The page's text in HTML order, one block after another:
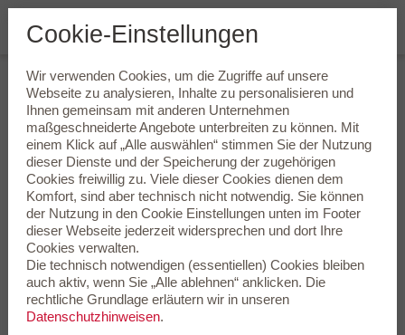
Erstklassige Qualität zu fairen
Preisen
Wir möchten Sie unterstützen, die richtige Wahl zum Wohle
Ihrer Ohren zu treffen. Die Preisfrage lautet: Wie viel sollten Sie
für Ihre Hörgeräte investieren? Welche Hörgeräte Ihnen ganz
persönlich das beste Preis-Leistungs-Verhältnis bieten, ist eine
subjektive Angelegenheit. Denn ob besondere Features einen
entsprechenden Mehrpreis rechtfertigen, hängt entscheidend
davon ab, ob Sie diese Komfortmerkmale dann später auch im
Alltag nutzen.
Finden Sie heraus, wie gut Ihr
Cookie-Einstellungen
Wir verwenden Cookies, um die Zugriffe auf unsere
Webseite zu analysieren, Inhalte zu personalisieren und
Ihnen gemeinsam mit anderen Unternehmen
maßgeschneiderte Angebote unterbreiten zu können. Mit
einem Klick auf „Alle auswählen“ stimmen Sie der Nutzung
dieser Dienste und der Speicherung der zugehörigen
Cookies freiwillig zu. Viele dieser Cookies dienen dem
Komfort, sind aber technisch nicht notwendig. Sie können
der Nutzung in den Cookie Einstellungenunten im Footer
dieser Webseite jederzeit widersprechen und dort Ihre
Cookies verwalten.
Die technisch notwendigen (essentiellen) Cookies bleiben
auch aktiv, wenn Sie „Alle ablehnen“ anklicken. Die
rechtliche Grundlage erläutern wir in unseren
Datenschutzhinweisen.